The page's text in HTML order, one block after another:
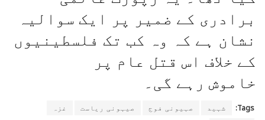
برادری کے ضمیر پر ایک سوالیہ
نشان ہے کہ وہ کب تک فلسطینیوں
کے خلاف اس قتل عام پر
خاموش رہے گی۔
Tags: شہید صہیونی فوج صیہونی ریاست
غزہ